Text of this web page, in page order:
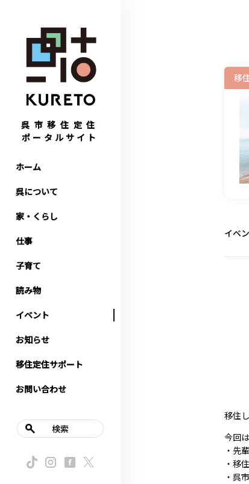
呉市移住定住
ポータルサイト
ホーム
呉について
家・くらし
仕事
子育て
読み物
イベント
お知らせ
移住定住サポート
お問い合わせ
検索
移
イベ
移住
今回
・先
・移
・呉